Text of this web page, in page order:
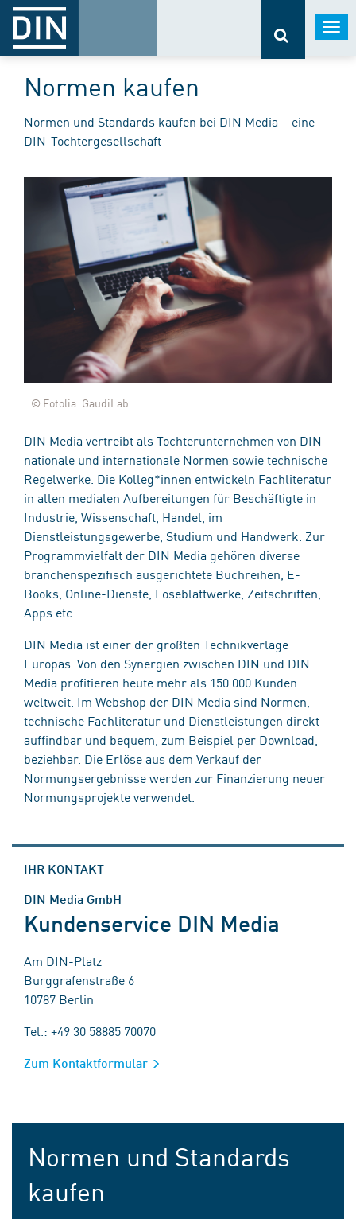
Normen kaufen
Normen und Standards kaufen bei DIN Media – eine
DIN-Tochtergesellschaft
© Fotolia: GaudiLab
DIN Media vertreibt als Tochterunternehmen von DIN
nationale und internationale Normen sowie technische
Regelwerke. Die Kolleg*innen entwickeln Fachliteratur
in allen medialen Aufbereitungen für Beschäftigte in
Industrie, Wissenschaft, Handel, im
Dienstleistungsgewerbe, Studium und Handwerk. Zur
Programmvielfalt der DIN Media gehören diverse
branchenspezifisch ausgerichtete Buchreihen, E-
Books, Online-Dienste, Loseblattwerke, Zeitschriften,
Apps etc.
DIN Media ist einer der größten Technikverlage
Europas. Von den Synergien zwischen DIN und DIN
Media profitieren heute mehr als 150.000 Kunden
weltweit. Im Webshop der DIN Media sind Normen,
technische Fachliteratur und Dienstleistungen direkt
auffindbar und bequem, zum Beispiel per Download,
beziehbar. Die Erlöse aus dem Verkauf der
Normungsergebnisse werden zur Finanzierung neuer
Normungsprojekte verwendet.
IHR KONTAKT
DIN Media GmbH
Kundenservice DIN Media
Am DIN-Platz
Burggrafenstraße 6
10787 Berlin
Tel.: +49 30 58885 70070
Zum Kontaktformular
Normen und Standards
kaufen